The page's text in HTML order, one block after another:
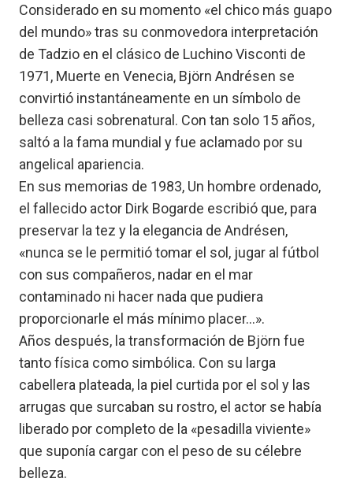
Considerado en su momento «el chico más guapo
del mundo» tras su conmovedora interpretación
de Tadzio en el clásico de Luchino Visconti de
1971, Muerte en Venecia, Björn Andrésen se
convirtió instantáneamente en un símbolo de
belleza casi sobrenatural. Con tan solo 15 años,
saltó a la fama mundial y fue aclamado por su
angelical apariencia.
En sus memorias de 1983, Un hombre ordenado,
el fallecido actor Dirk Bogarde escribió que, para
preservar la tez y la elegancia de Andrésen,
«nunca se le permitió tomar el sol, jugar al fútbol
con sus compañeros, nadar en el mar
contaminado ni hacer nada que pudiera
proporcionarle el más mínimo placer…».
Años después, la transformación de Björn fue
tanto física como simbólica. Con su larga
cabellera plateada, la piel curtida por el sol y las
arrugas que surcaban su rostro, el actor se había
liberado por completo de la «pesadilla viviente»
que suponía cargar con el peso de su célebre
belleza.